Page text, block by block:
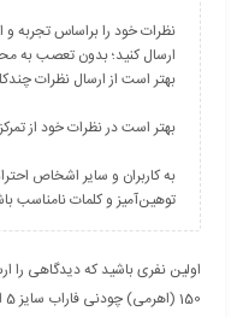
نظرات خود را براساس تجربه
ارسال کنید؛ بدون تعصب به
به کاربران و سایر اشخاص
توهین‌آمیز و کلمات نامناسب
اولین نفری باشید که دیدگاهی را
150 (اهرمى) چودنی فاراب سایز 5 اینچ”